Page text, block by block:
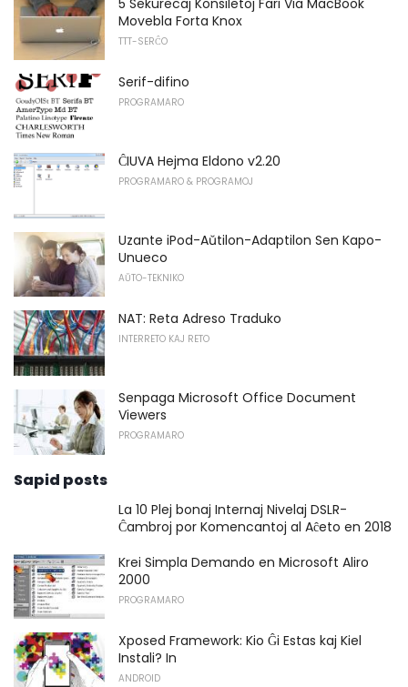
Movebla Forta Knox
TTT-SERĈO
Serif-difino
PROGRAMARO
ĈIUVA Hejma Eldono v2.20
PROGRAMARO & PROGRAMOJ
Uzante iPod-Aŭtilon-Adaptilon Sen Kapo-
Unueco
AŬTO-TEKNIKO
NAT: Reta Adreso Traduko
INTERRETO KAJ RETO
Senpaga Microsoft Office Document
Viewers
PROGRAMARO
Sapid posts
La 10 Plej bonaj Internaj Nivelaj DSLR-
Ĉambroj por Komencantoj al Aĉeto en 2018
Krei Simpla Demando en Microsoft Aliro
2000
PROGRAMARO
Xposed Framework: Kio Ĝi Estas kaj Kiel
Instali? In
ANDROID